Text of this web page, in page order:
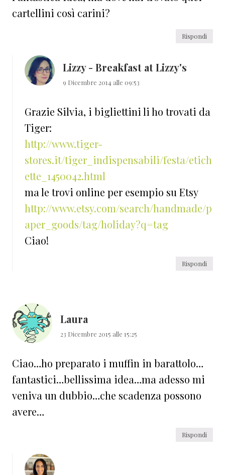
cartellini così carini?
Rispondi
Lizzy - Breakfast at Lizzy's
9 Dicembre 2014 alle 09:53
Grazie Silvia, i bigliettini li ho trovati da
Tiger:
http://www.tiger-
stores.it/tiger_indispensabili/festa/etich
ette_1450042.html
ma le trovi online per esempio su Etsy
http://www.etsy.com/search/handmade/p
aper_goods/tag/holiday?q=tag
Ciao!
Rispondi
Laura
23 Dicembre 2015 alle 15:25
Ciao…ho preparato i muffin in barattolo…
fantastici…bellissima idea…ma adesso mi
veniva un dubbio…che scadenza possono
avere…
Rispondi